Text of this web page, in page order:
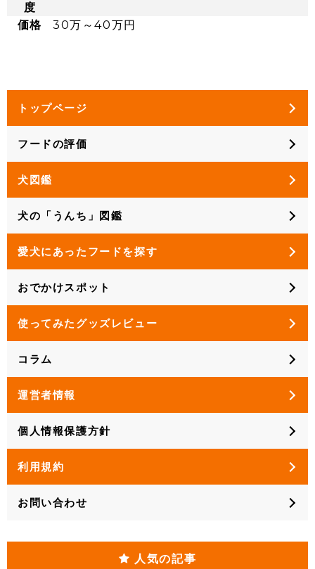
度
価格
30万～40万円
トップページ
フードの評価
犬図鑑
犬の「うんち」図鑑
愛犬にあったフードを探す
おでかけスポット
使ってみたグッズレビュー
コラム
運営者情報
個人情報保護方針
利用規約
お問い合わせ
人気の記事